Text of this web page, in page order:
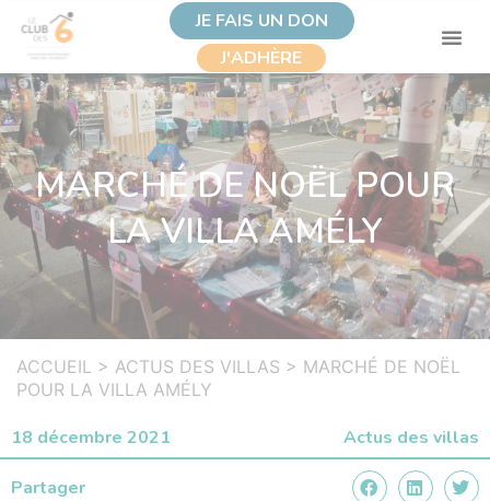
JE FAIS UN DON
J'ADHÈRE
MARCHÉ DE NOËL POUR
LA VILLA AMÉLY
ACCUEIL > ACTUS DES VILLAS > MARCHÉ DE NOËL
POUR LA VILLA AMÉLY
18 décembre 2021 Actus des villas
Partager